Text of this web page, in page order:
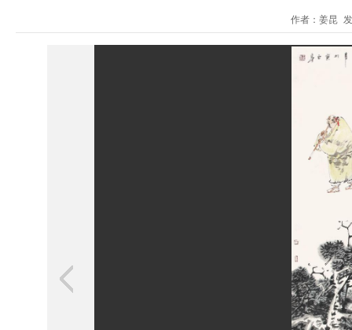
作者：姜昆